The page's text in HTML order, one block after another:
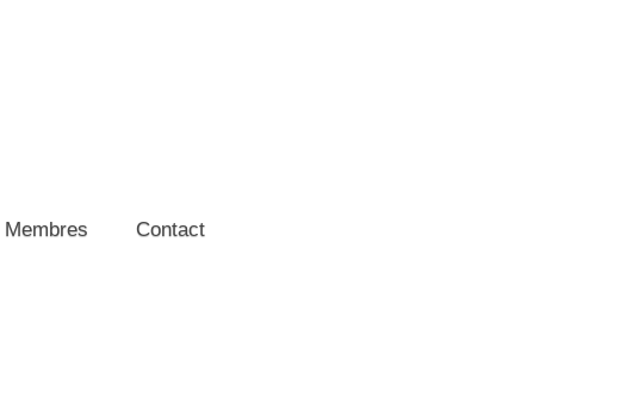
Membres Contact